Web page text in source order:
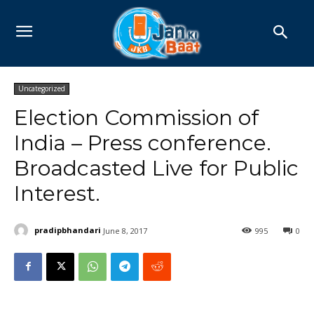
Uncategorized
Election Commission of
India – Press conference.
Broadcasted Live for Public
Interest.
pradipbhandari June 8, 2017 0
995